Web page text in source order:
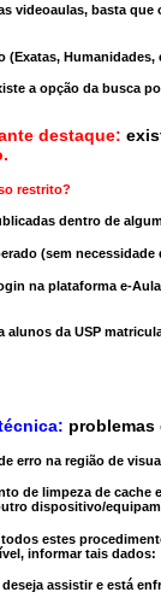
videoaulas, basta
(Exatas,
a opção da busca
destaque:
.
restrito?
dentro de
(sem necessidade
na plataforma e-
alunos da USP
problemas
erro na região de
de limpeza de cache
dispositivo/
estes
informar tais dados:
assistir e está